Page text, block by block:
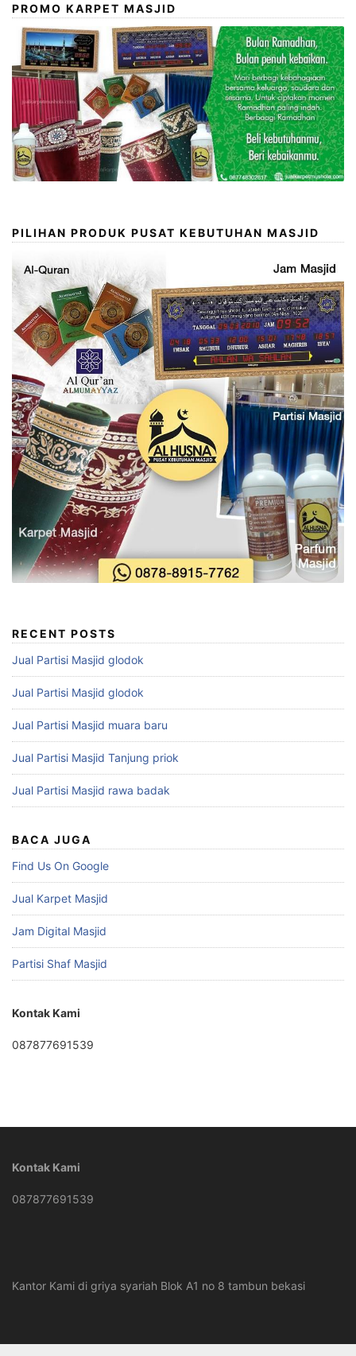
PROMO KARPET MASJID
PILIHAN PRODUK PUSAT KEBUTUHAN MASJID
RECENT POSTS
Jual Partisi Masjid glodok
Jual Partisi Masjid glodok
Jual Partisi Masjid muara baru
Jual Partisi Masjid Tanjung priok
Jual Partisi Masjid rawa badak
BACA JUGA
Find Us On Google
Jual Karpet Masjid
Jam Digital Masjid
Partisi Shaf Masjid
Kontak Kami
087877691539
Kontak Kami
087877691539
Kantor Kami di griya syariah Blok A1 no 8 tambun bekasi